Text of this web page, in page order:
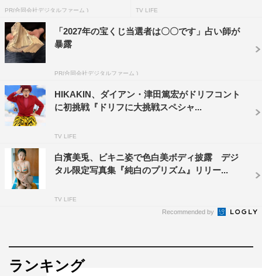
PR(合同会社デジタルファーム ) TV LIFE
「2027年の宝くじ当選者は〇〇です」占い師が
暴露
PR(合同会社デジタルファーム )
HIKAKIN、ダイアン・津田篤宏がドリフコント
に初挑戦『ドリフに大挑戦スペシャ...
TV LIFE
白濱美兎、ビキニ姿で色白美ボディ披露 デジ
タル限定写真集『純白のプリズム』リリー...
TV LIFE
Recommended by
ランキング